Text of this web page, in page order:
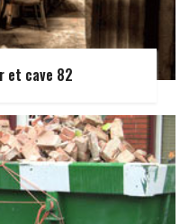
et cave 82